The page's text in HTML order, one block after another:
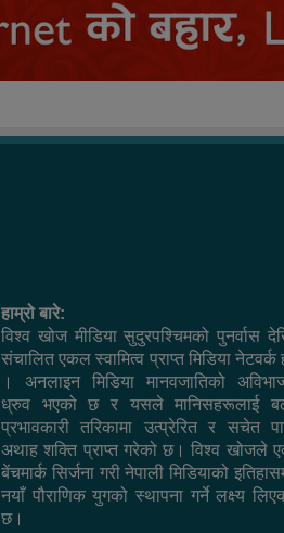
हाम्रो बारे:
विश्व खोज मीडिया सुदुरपश्चिमको पुनर्वास
संचालित एकल स्वामित्व प्राप्त मिडिया नेटवर्क
। अनलाइन मिडिया मानवजातिको
ध्रुव भएको छ र यसले मानिसहरूलाई
प्रभावकारी तरिकामा उत्प्रेरित र सचेत
अथाह शक्ति प्राप्त गरेको छ। विश्व खोजले
बेंचमार्क सिर्जना गरी नेपाली मिडियाको
नयाँ पौराणिक युगको स्थापना गर्ने लक्ष्य
छ।